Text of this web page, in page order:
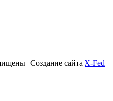
| Создание сайта X-Fed